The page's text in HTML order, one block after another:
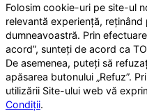
Folosim cookie-uri pe site-ul
relevantă experiență,
dumneavoastră. Prin
acord”, sunteți de acord ca
De asemenea, puteți să
apăsarea butonului „Refuz”.
utilizării Site-ului web vă
Condiții.